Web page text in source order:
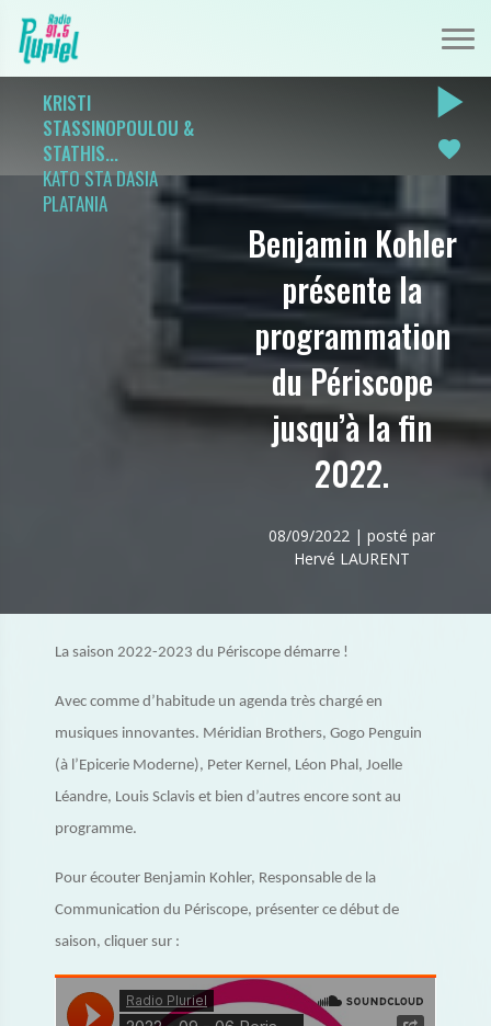
KRISTI
STASSINOPOULOU &
STATHIS...
KATO STA DASIA
PLATANIA
play_arrow
favorite
Benjamin Kohler
présente la
programmation
du Périscope
jusqu’à la fin
2022.
08/09/2022 | posté par
Hervé LAURENT
La saison 2022-2023 du Périscope démarre !
Avec comme d’habitude un agenda très chargé en
musiques innovantes. Méridian Brothers, Gogo Penguin
(à l’Epicerie Moderne), Peter Kernel, Léon Phal, Joelle
Léandre, Louis Sclavis et bien d’autres encore sont au
programme.
Pour écouter Benjamin Kohler, Responsable de la
Communication du Périscope, présenter ce début de
saison, cliquer sur :